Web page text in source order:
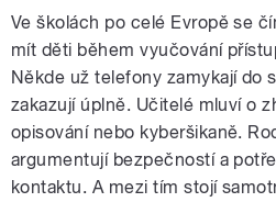
Ve školách po celé Evropě se
mít děti během vyučování
Někde už telefony zamykají do
zakazují úplně. Učitelé mluví o
opisování nebo kyberšikaně.
argumentují bezpečností a
kontaktu. A mezi tím stojí